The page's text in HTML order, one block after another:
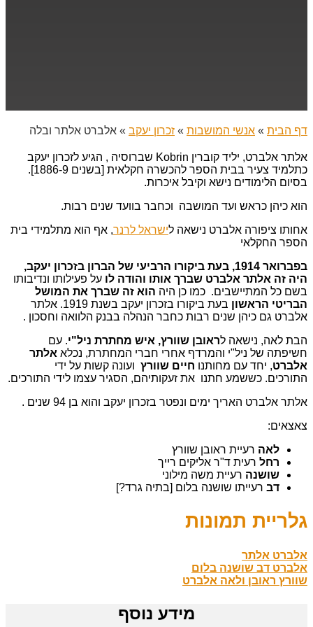
דף הבית » אנשי המושבות » זכרון יעקב » אלברט אלתר ובלה
אלתר אלברט, יליד קוברין Kobrin שברוסיה , הגיע לזכרון יעקב
כתלמיד צעיר בבית הספר להכשרה חקלאית [בשנים 1886-9].
בסיום הלימודים נישא וקיבל איכרות.
הוא כיהן כראש ועד המושבה וכחבר בוועד שנים רבות.
אחותו ציפורה אלברט נישאה לישראל לרנר, אף הוא מתלמידי בית
הספר החקלאי
בפברואר 1914, בעת ביקורו הרביעי של הברון בזכרון יעקב,
היה זה אלתר אלברט שברך אותו והודה לו על פעילותו ונדיבותו
בשם כל המתיישבים. כמו כן היה הוא זה שברך את המושל
הבריטי הראשון
בעת ביקורו בזכרון יעקב בשנת 1919. אלתר
אלברט גם כיהן שנים רבות כחבר הנהלה בבנק הלוואה וחסכון .
הבת לאה, נישאה לראובן שוורץ, איש מחתרת ניל"י. עם
חשיפתה של ניל"י והמרדף אחרי חברי המחתרת, נכלא אלתר
אלברט, יחד עם מחותנו חיים שוורץ ועונה קשות על ידי
התורכים. כששמע חתנו את זעקותיהם, הסגיר עצמו לידי התורכים.
אלתר אלברט האריך ימים ונפטר בזכרון יעקב והוא בן 94 שנים .
צאצאים:
לאה רעיית ראובן שוורץ
רחל רעית ד"ר אליקים רייך
שושנה רעיית משה מילוני
דב רעייתו שושנה בלום [בתיה גרד?]
גלריית תמונות
אלברט אלתר
אלברט דב שושנה בלום
שוורץ ראובן ולאה אלברט
מידע נוסף